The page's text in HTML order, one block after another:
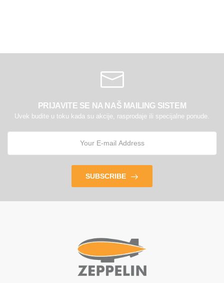
PRIJAVITE SE NA NAŠ MAILING SISTEM
Uvek budite u toku kada su akcije, rasprodaje ili specijalne ponude.
SUBSCRIBE